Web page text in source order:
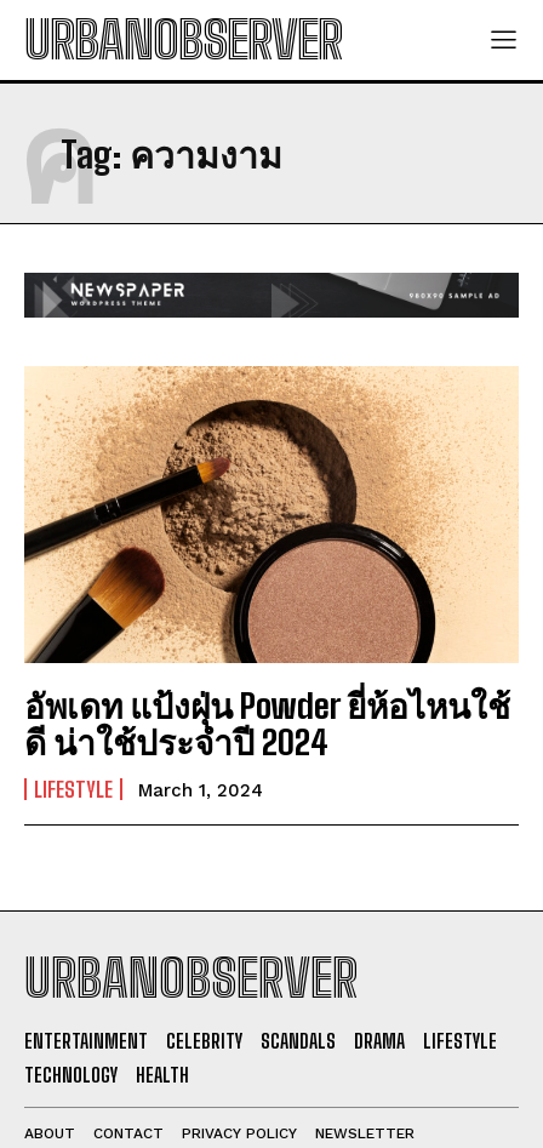
I've read and accept the
URBANOBSERVER
Tag: ความงาม
ค
อัพเดท แป้งฝุ่น Powder ยี่ห้อไหนใช้
ดี น่าใช้ประจำปี 2024
LIFESTYLE March 1, 2024
URBANOBSERVER
ENTERTAINMENT CELEBRITY SCANDALS DRAMA
LIFESTYLE
TECHNOLOGY
HEALTH
ABOUT CONTACT PRIVACY POLICY NEWSLETTER